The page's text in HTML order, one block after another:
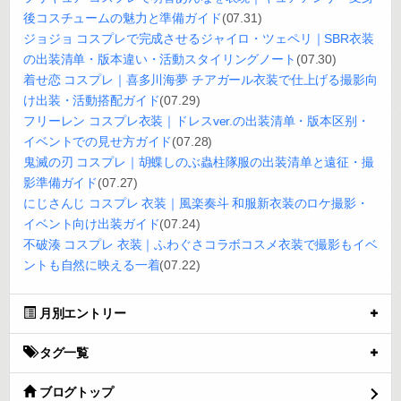
後コスチュームの魅力と準備ガイド(07.31)
ジョジョ コスプレで完成させるジャイロ・ツェペリ｜SBR衣装
の出装清单・版本違い・活動スタイリングノート (07.30)
着せ恋 コスプレ｜喜多川海夢 チアガール衣装で仕上げる撮影向
け出装・活動搭配ガイド(07.29)
フリーレン コスプレ衣装｜ドレスver.の出装清单・版本区别・
イベントでの見せ方ガイド(07.28)
鬼滅の刃 コスプレ｜胡蝶しのぶ蟲柱隊服の出装清单と遠征・撮
影準備ガイド(07.27)
にじさんじ コスプレ 衣装｜風楽奏斗 和服新衣装のロケ撮影・
イベント向け出装ガイド(07.24)
不破湊 コスプレ 衣装｜ふわぐさコラボコスメ衣装で撮影もイベ
ントも自然に映える一着(07.22)
月別エントリー
タグ一覧
ブログトップ